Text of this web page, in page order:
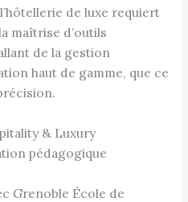
de luxe requiert
maîtrise d’outils
de la gestion
haut de gamme, que ce
& Luxury
pédagogique
Grenoble École de